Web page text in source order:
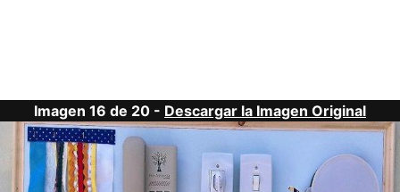
Imagen 16 de 20 - Descargar la Imagen Original